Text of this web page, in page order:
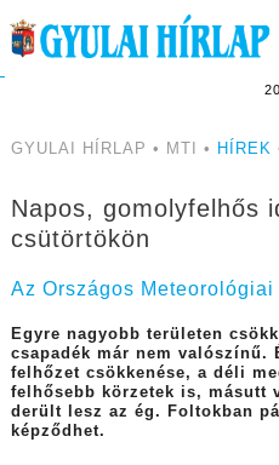
GYULAI HÍRLAP • MTI • HÍREK
Napos, gomolyfelhős
csütörtökön
Az Országos
Egyre nagyobb területen
csapadék már nem valószínű.
felhőzet csökkenése, a déli
felhősebb körzetek is, másutt
derült lesz az ég. Foltokban
képződhet.